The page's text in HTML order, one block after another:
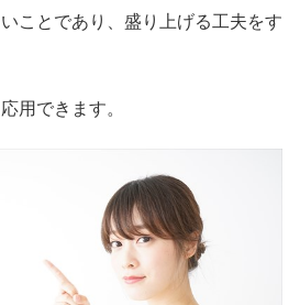
ことであり、盛り上げる工夫をす
用できます。